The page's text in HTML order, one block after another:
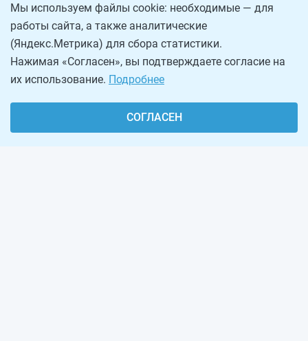
Мы используем файлы cookie: необходимые — для
работы сайта, а также аналитические
(Яндекс.Метрика) для сбора статистики.
Нажимая «Согласен», вы подтверждаете согласие на
их использование. Подробнее
СОГЛАСЕН